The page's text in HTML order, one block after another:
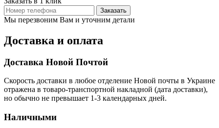
Заказать
Мы перезвоним Вам и уточним детали
Доставка и оплата
Доставка Новой Почтой
Скорость доставки в любое отделение Новой почты в Украине
отражена в товаро-транспортной накладной (дата доставки),
но обычно не превышает 1-3 календарных дней.
Наличными